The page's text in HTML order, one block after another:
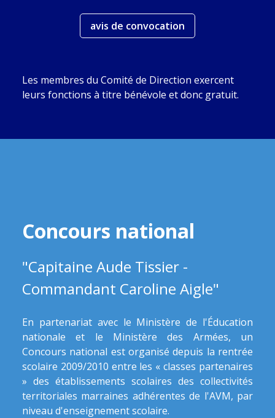
avis de convocation
Les membres du Comité de Direction exercent
leurs fonctions à titre bénévole et donc gratuit.
Concours national
"Capitaine Aude Tissier -
Commandant Caroline Aigle"
En partenariat avec le Ministère de l'Éducation
nationale et le Ministère des Armées, un
Concours national est organisé depuis la rentrée
scolaire 2009/2010 entre les « classes partenaires
» des établissements scolaires des collectivités
territoriales marraines adhérentes de l'AVM, par
niveau d'enseignement scolaire.